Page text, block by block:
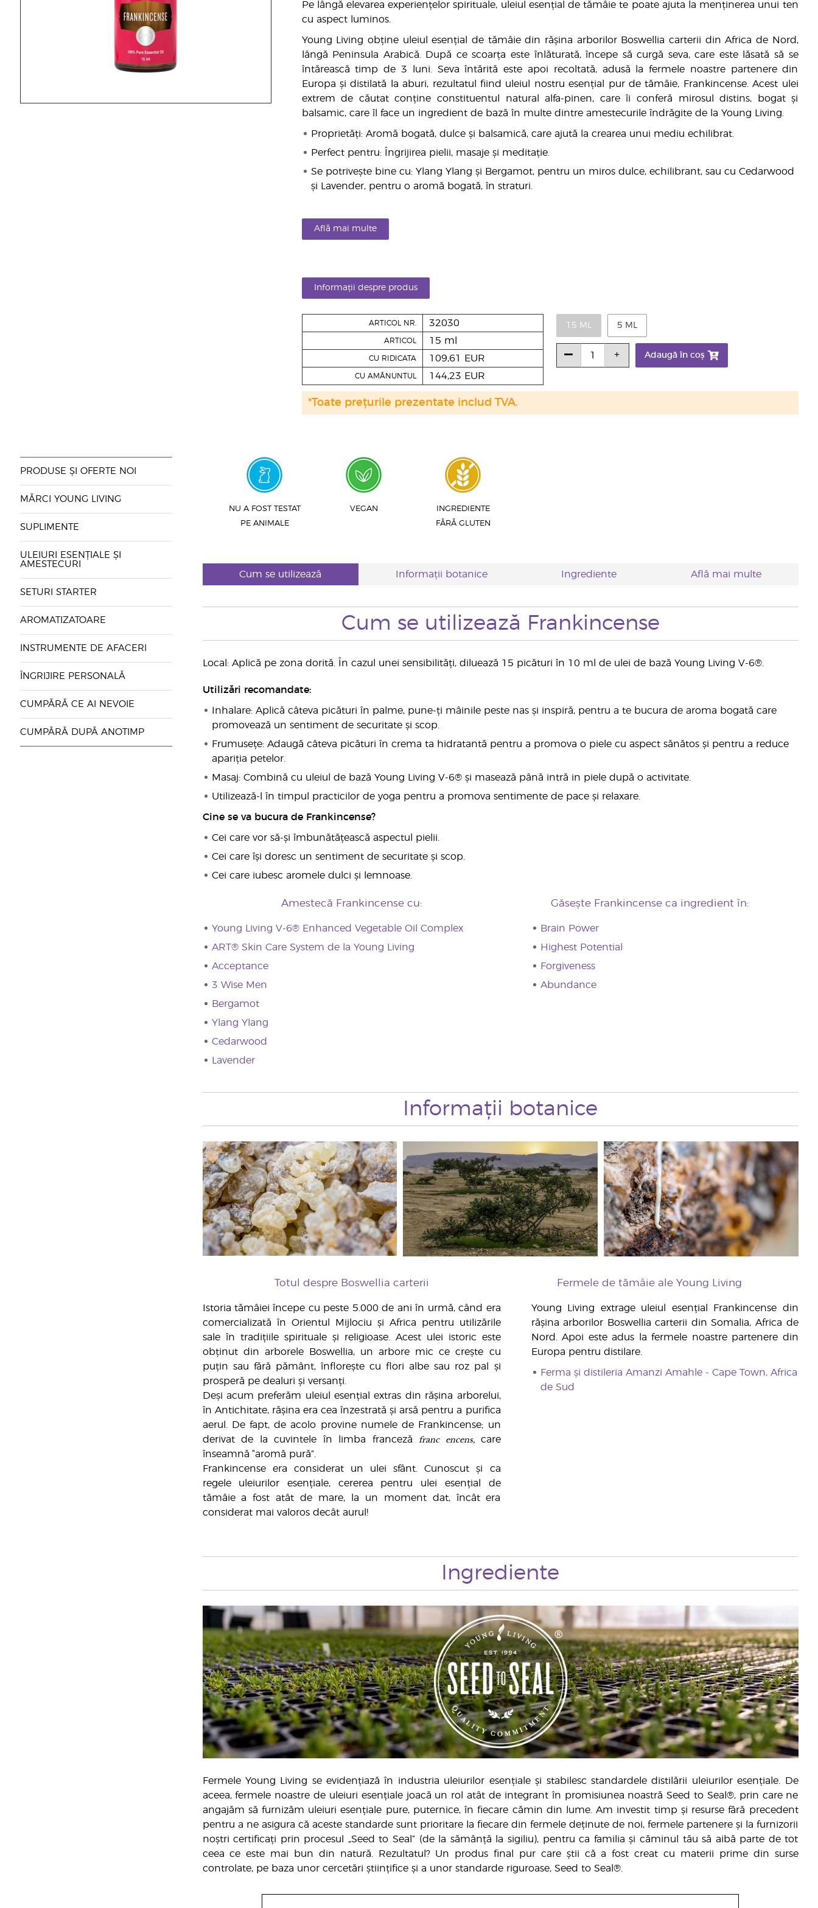
Pe lângă elevarea experiențelor spirituale, uleiul esențial de tămâie te poate ajuta la menținerea unui ten
cu aspect luminos.
Young Living obține uleiul esențial de tămâie din rășina arborilor Boswellia carterii din Africa de Nord,
lângă Peninsula Arabică. După ce scoarța este înlăturată, începe să curgă seva, care este lăsată să se
întărească timp de 3 luni. Seva întărită este apoi recoltată, adusă la fermele noastre partenere din
Europa și distilată la aburi, rezultatul fiind uleiul nostru esențial pur de tămâie, Frankincense. Acest ulei
extrem de căutat conține constituentul natural alfa-pinen, care îi conferă mirosul distins, bogat și
balsamic, care îl face un ingredient de bază în multe dintre amestecurile îndrăgite de la Young Living.
Proprietăți: Aromă bogată, dulce și balsamică, care ajută la crearea unui mediu echilibrat.
Perfect pentru: Îngrijirea pielii, masaje și meditație.
Se potrivește bine cu: Ylang Ylang și Bergamot, pentru un miros dulce, echilibrant, sau cu Cedarwood
și Lavender, pentru o aromă bogată, în straturi.
Află mai multe
Informații despre produs
ARTICOL NR. 32030
ARTICOL 15 ml
CU RIDICATA 109,61 EUR
CU AMĂNUNTUL 144,23 EUR
15 ML 5 ML
Adaugă în coș
*Toate prețurile prezentate includ TVA.
PRODUSE ȘI OFERTE NOI
MĂRCI YOUNG LIVING
SUPLIMENTE
ULEIURI ESENȚIALE ȘI
AMESTECURI
SETURI STARTER
AROMATIZATOARE
INSTRUMENTE DE AFACERI
ÎNGRIJIRE PERSONALĂ
CUMPĂRĂ CE AI NEVOIE
CUMPĂRĂ DUPĂ ANOTIMP
NU A FOST TESTAT
PE ANIMALE
VEGAN
INGREDIENTE
FĂRĂ GLUTEN
Cum se utilizează Informații botanice Ingrediente Află mai multe
Cum se utilizează Frankincense
Local: Aplică pe zona dorită. În cazul unei sensibilități, diluează 15 picături în 10 ml de ulei de bază Young Living V-6®.
Utilizări recomandate:
Inhalare: Aplică câteva picături în palme, pune-ți mâinile peste nas și inspiră, pentru a te bucura de aroma bogată care
promovează un sentiment de securitate și scop.
Frumusețe: Adaugă câteva picături în crema ta hidratantă pentru a promova o piele cu aspect sănătos și pentru a reduce
apariția petelor.
Masaj: Combină cu uleiul de bază Young Living V-6® și masează până intră in piele după o activitate.
Utilizează-l în timpul practicilor de yoga pentru a promova sentimente de pace și relaxare.
Cine se va bucura de Frankincense?
Cei care vor să-și îmbunătățească aspectul pielii.
Cei care își doresc un sentiment de securitate și scop.
Cei care iubesc aromele dulci și lemnoase.
Amestecă Frankincense cu:
Young Living V-6® Enhanced Vegetable Oil Complex
ART® Skin Care System de la Young Living
Acceptance
3 Wise Men
Bergamot
Ylang Ylang
Cedarwood
Lavender
Găsește Frankincense ca ingredient în:
Brain Power
Highest Potential
Forgiveness
Abundance
Informații botanice
Totul despre Boswellia carterii
Istoria tămâiei începe cu peste 5.000 de ani în urmă, când era
comercializată în Orientul Mijlociu și Africa pentru utilizările
sale în tradițiile spirituale și religioase. Acest ulei istoric este
obținut din arborele Boswellia, un arbore mic ce crește cu
puțin sau fără pământ, înflorește cu flori albe sau roz pal și
prosperă pe dealuri și versanți.
Deși acum preferăm uleiul esențial extras din rășina arborelui,
în Antichitate, rășina era cea înzestrată și arsă pentru a purifica
aerul. De fapt, de acolo provine numele de Frankincense; un
derivat de la cuvintele în limba franceză franc encens,
care
înseamnă “aromă pură”.
Frankincense era considerat un ulei sfânt. Cunoscut și ca
regele uleiurilor esențiale, cererea pentru ulei esențial de
tămâie a fost atât de mare, la un moment dat, încât era
considerat mai valoros decât aurul!
Fermele de tămâie ale Young Living
Young Living extrage uleiul esențial Frankincense din
rășina arborilor Boswellia carterii din Somalia, Africa de
Nord. Apoi este adus la fermele noastre partenere din
Europa pentru distilare.
Ferma și distileria Amanzi Amahle - Cape Town, Africa
de Sud
Ingrediente
Fermele Young Living se evidențiază în industria uleiurilor esențiale și stabilesc standardele distilării uleiurilor esențiale. De
aceea, fermele noastre de uleiuri esențiale joacă un rol atât de integrant în promisiunea noastră Seed to Seal®, prin care ne
angajăm să furnizăm uleiuri esențiale pure, puternice, în fiecare cămin din lume. Am investit timp și resurse fără precedent
pentru a ne asigura că aceste standarde sunt prioritare la fiecare din fermele deținute de noi, fermele partenere și la furnizorii
noștri certificați prin procesul „Seed to Seal” (de la sămânță la sigiliu), pentru ca familia și căminul tău să aibă parte de tot
ceea ce este mai bun din natură. Rezultatul? Un produs final pur care știi că a fost creat cu materii prime din surse
controlate, pe baza unor cercetări științifice și a unor standarde riguroase, Seed to Seal®.